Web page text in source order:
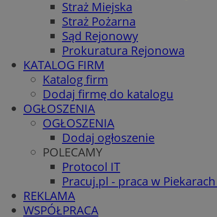
Straż Miejska
Straż Pożarna
Sąd Rejonowy
Prokuratura Rejonowa
KATALOG FIRM
Katalog firm
Dodaj firmę do katalogu
OGŁOSZENIA
OGŁOSZENIA
Dodaj ogłoszenie
POLECAMY
Protocol IT
Pracuj.pl - praca w
REKLAMA
WSPÓŁPRACA